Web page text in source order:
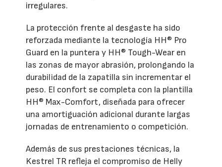
irregulares.
La protección frente al desgaste ha sido
reforzada mediante la tecnología HH® Pro
Guard en la puntera y HH® Tough-Wear en
las zonas de mayor abrasión, prolongando la
durabilidad de la zapatilla sin incrementar el
peso. El confort se completa con la plantilla
HH® Max-Comfort, diseñada para ofrecer
una amortiguación adicional durante largas
jornadas de entrenamiento o competición.
Además de sus prestaciones técnicas, la
Kestrel TR refleja el compromiso de Helly